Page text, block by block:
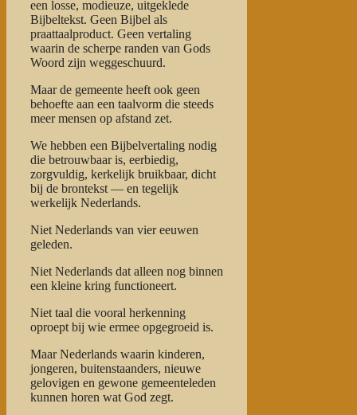
een losse, modieuze, uitgeklede
Bijbeltekst. Geen Bijbel als
praattaalproduct. Geen vertaling
waarin de scherpe randen van Gods
Woord zijn weggeschuurd.
Maar de gemeente heeft ook geen
behoefte aan een taalvorm die steeds
meer mensen op afstand zet.
We hebben een Bijbelvertaling nodig
die betrouwbaar is, eerbiedig,
zorgvuldig, kerkelijk bruikbaar, dicht
bij de brontekst — en tegelijk
werkelijk Nederlands.
Niet Nederlands van vier eeuwen
geleden.
Niet Nederlands dat alleen nog binnen
een kleine kring functioneert.
Niet taal die vooral herkenning
oproept bij wie ermee opgegroeid is.
Maar Nederlands waarin kinderen,
jongeren, buitenstaanders, nieuwe
gelovigen en gewone gemeenteleden
kunnen horen wat God zegt.